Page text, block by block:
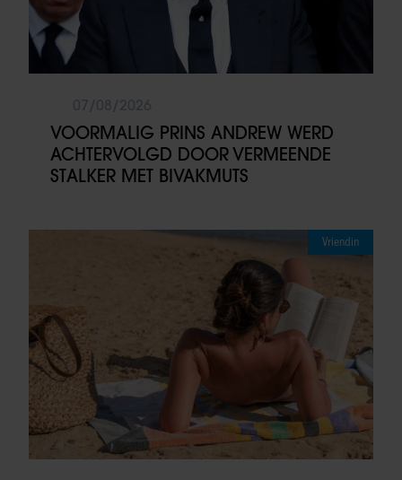
VOORMALIG PRINS ANDREW WERD
ACHTERVOLGD DOOR VERMEENDE
STALKER MET BIVAKMUTS
Vriendin